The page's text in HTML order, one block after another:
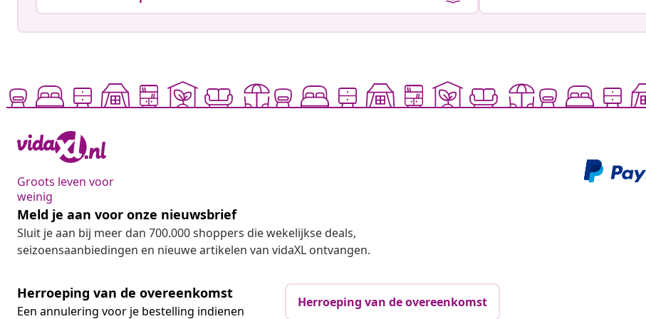
Groots leven voor
weinig
Meld je aan voor onze nieuwsbrief
Sluit je aan bij meer dan 700.000 shoppers die wekelijkse deals,
seizoensaanbiedingen en nieuwe artikelen van vidaXL ontvangen.
Herroeping van de overeenkomst
Een annulering voor je bestelling indienen
Herroeping van de overeenkomst